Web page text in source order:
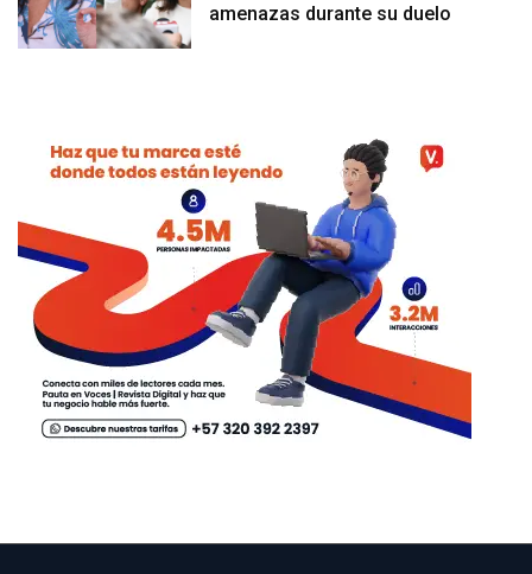
amenazas durante su duelo